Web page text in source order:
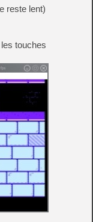
reste lent)
touches